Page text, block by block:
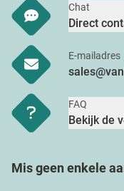
Chat
Direct
E-mailadres
FAQ
Bekijk de
Mis geen enkele